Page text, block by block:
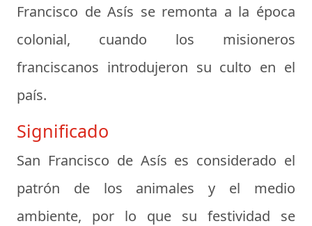
Francisco de Asís se remonta a la época
colonial, cuando los misioneros
franciscanos introdujeron su culto en el
país.
Significado
San Francisco de Asís es considerado el
patrón de los animales y el medio
ambiente, por lo que su festividad se